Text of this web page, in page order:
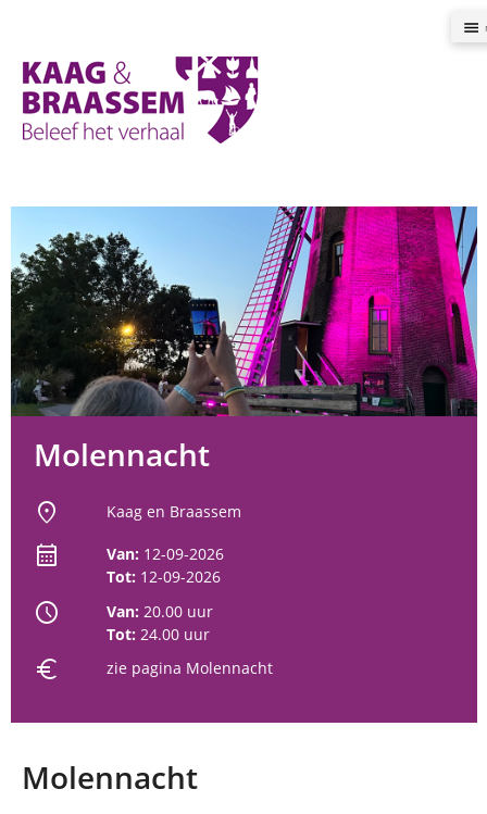
Molennacht
location_on Kaag en Braassem
calendar_month Van: 12-09-2026
Tot: 12-09-2026
schedule Van: 20.00 uur
Tot: 24.00 uur
euro zie pagina Molennacht
Molennacht